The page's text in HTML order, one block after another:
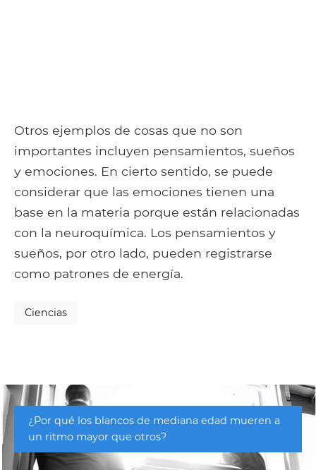
Otros ejemplos de cosas que no son
importantes incluyen pensamientos, sueños
y emociones. En cierto sentido, se puede
considerar que las emociones tienen una
base en la materia porque están relacionadas
con la neuroquímica. Los pensamientos y
sueños, por otro lado, pueden registrarse
como patrones de energía.
Ciencias
¿Por qué los blancos de mediana edad mueren a
un ritmo mayor que otros?